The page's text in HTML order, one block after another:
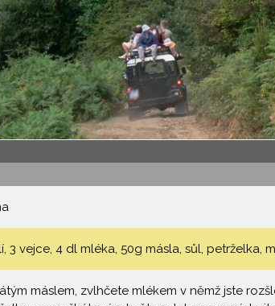
vejce, 4 dl mléka, 50g másla, sůl, petrželka,
máslem, zvlhčete mlékem v němž jste